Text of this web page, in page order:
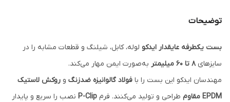
توضیحات
بست یکطرفه عایقدار ایدکو لوله، کابل، شیلنگ و قطعات مشابه را در
سایزهای۸ تا ۶۰ میلیمتر
به‌صورت ایمن مهار می‌کند.
مهندسان ایدکو این بست را با فولاد گالوانیزه ضدزنگ و روکش لاستیک
EPDM مقاوم
طراحی و تولید می‌کنند. فرم P-Clip نصب را سریع و پایدار